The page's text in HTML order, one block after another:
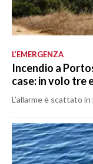
L’EMERGENZA
Incendio a
case: in volo tre
L’allarme è scattato